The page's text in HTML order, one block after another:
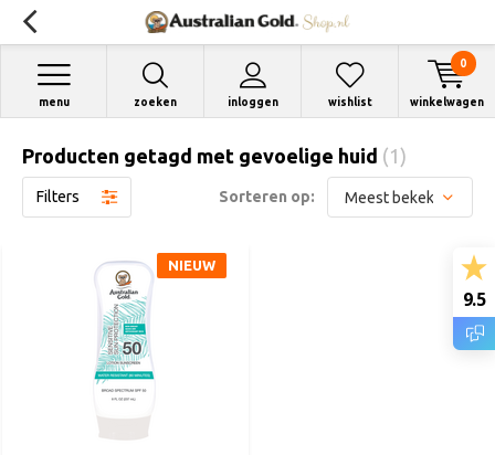
zoeken inloggen
menu wishlist winkelwagen
0
Producten getagd met gevoelige huid (1)
Filters Sorteren op:
NIEUW
9.5